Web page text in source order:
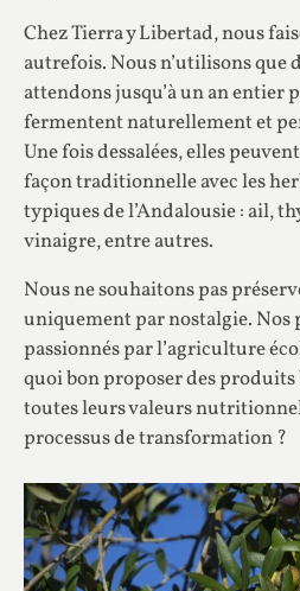
Chez Tierra y Libertad, nous
autrefois. Nous n’utilisons que
attendons jusqu’à un an entier
fermentent naturellement et
Une fois dessalées, elles
façon traditionnelle avec les
typiques de l’Andalousie : ail,
vinaigre, entre autres.
Nous ne souhaitons pas
uniquement par nostalgie. Nos
passionnés par l’agriculture
quoi bon proposer des produits
toutes leurs valeurs
processus de transformation ?